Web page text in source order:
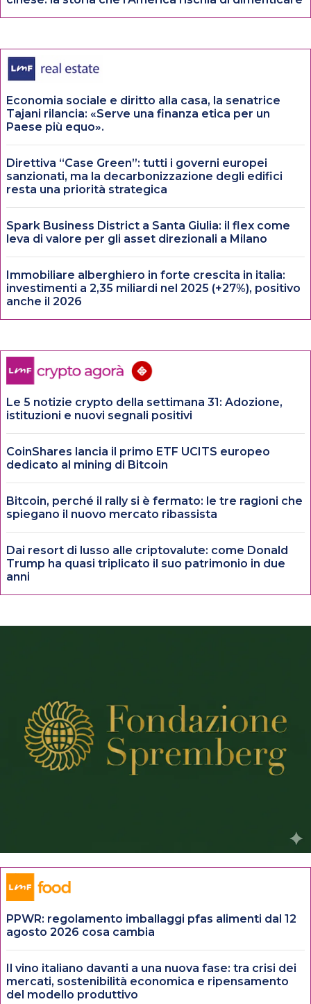
Economia sociale e diritto alla casa, la senatrice
Tajani rilancia: «Serve una finanza etica per un
Paese più equo».
Direttiva “Case Green”: tutti i governi europei
sanzionati, ma la decarbonizzazione degli edifici
resta una priorità strategica
Spark Business District a Santa Giulia: il flex come
leva di valore per gli asset direzionali a Milano
Immobiliare alberghiero in forte crescita in italia:
investimenti a 2,35 miliardi nel 2025 (+27%), positivo
anche il 2026
Le 5 notizie crypto della settimana 31: Adozione,
istituzioni e nuovi segnali positivi
CoinShares lancia il primo ETF UCITS europeo
dedicato al mining di Bitcoin
Bitcoin, perché il rally si è fermato: le tre ragioni che
spiegano il nuovo mercato ribassista
Dai resort di lusso alle criptovalute: come Donald
Trump ha quasi triplicato il suo patrimonio in due
anni
PPWR: regolamento imballaggi pfas alimenti dal 12
agosto 2026 cosa cambia
Il vino italiano davanti a una nuova fase: tra crisi dei
mercati, sostenibilità economica e ripensamento
del modello produttivo